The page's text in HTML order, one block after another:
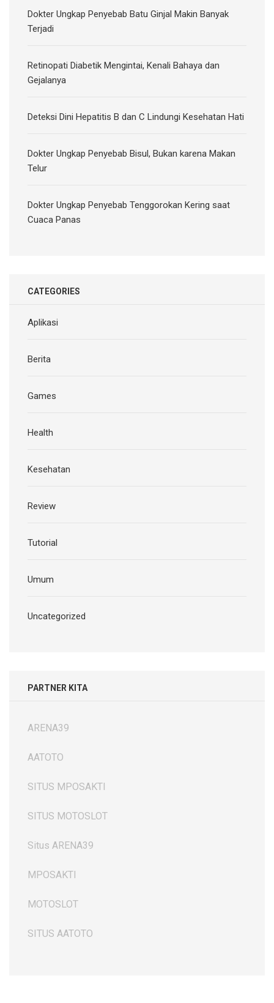
Dokter Ungkap Penyebab Batu Ginjal Makin Banyak
Terjadi
Retinopati Diabetik Mengintai, Kenali Bahaya dan
Gejalanya
Deteksi Dini Hepatitis B dan C Lindungi Kesehatan Hati
Dokter Ungkap Penyebab Bisul, Bukan karena Makan
Telur
Dokter Ungkap Penyebab Tenggorokan Kering saat
Cuaca Panas
CATEGORIES
Aplikasi
Berita
Games
Health
Kesehatan
Review
Tutorial
Umum
Uncategorized
PARTNER KITA
ARENA39
AATOTO
SITUS MPOSAKTI
SITUS MOTOSLOT
Situs ARENA39
MPOSAKTI
MOTOSLOT
SITUS AATOTO